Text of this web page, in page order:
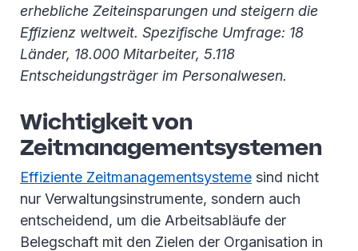
erhebliche Zeiteinsparungen und steigern die
Effizienz weltweit. Spezifische Umfrage: 18
Länder, 18.000 Mitarbeiter, 5.118
Entscheidungsträger im Personalwesen.
Wichtigkeit von
Zeitmanagementsystemen
Effiziente Zeitmanagementsysteme sind nicht
nur Verwaltungsinstrumente, sondern auch
entscheidend, um die Arbeitsabläufe der
Belegschaft mit den Zielen der Organisation in